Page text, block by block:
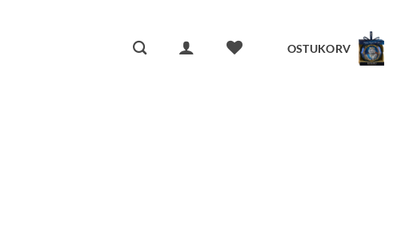
OSTUKORV